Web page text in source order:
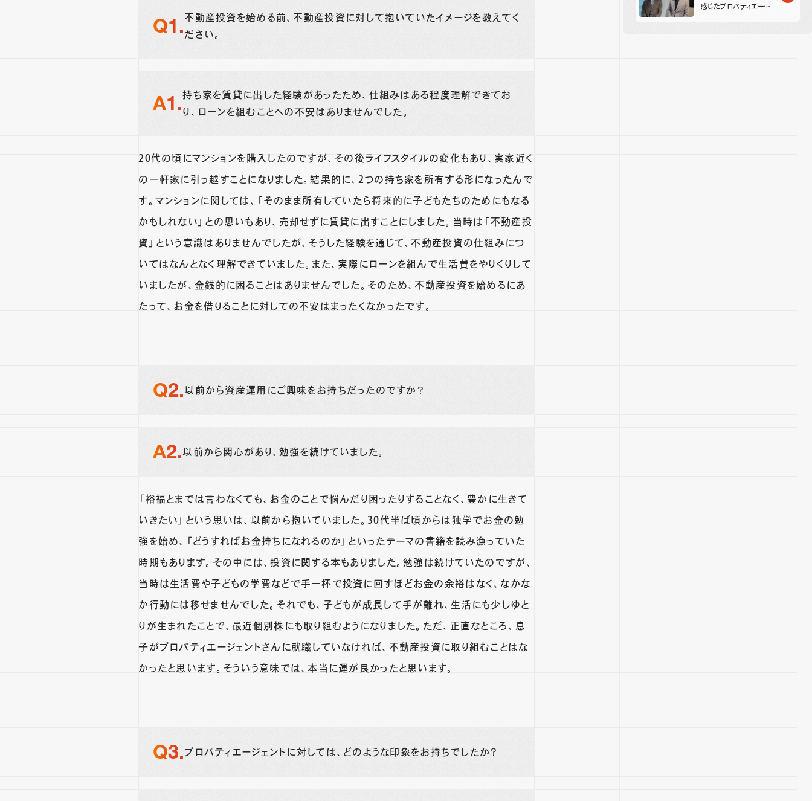
不動産投資を始める前、不動産投資に対して抱いていたイメージを教えてく
ださい。
持ち家を賃貸に出した経験があったため、仕組みはある程度理解できてお
り、ローンを組むことへの不安はありませんでした。
20代の頃にマンションを購入したのですが、その後ライフスタイルの変化もあり、実家近く
の一軒家に引っ越すことになりました。結果的に、2つの持ち家を所有する形になったんで
す。マンションに関しては、「そのまま所有していたら将来的に子どもたちのためにもなる
かもしれない」との思いもあり、売却せずに賃貸に出すことにしました。当時は「不動産投
資」という意識はありませんでしたが、そうした経験を通じて、不動産投資の仕組みにつ
いてはなんとなく理解できていました。また、実際にローンを組んで生活費をやりくりして
いましたが、金銭的に困ることはありませんでした。そのため、不動産投資を始めるにあ
たって、お金を借りることに対しての不安はまったくなかったです。
以前から資産運用にご興味をお持ちだったのですか？
以前から関心があり、勉強を続けていました。
「裕福とまでは言わなくても、お金のことで悩んだり困ったりすることなく、豊かに生きて
いきたい」という思いは、以前から抱いていました。30代半ば頃からは独学でお金の勉
強を始め、「どうすればお金持ちになれるのか」といったテーマの書籍を読み漁っていた
時期もあります。その中には、投資に関する本もありました。勉強は続けていたのですが、
当時は生活費や子どもの学費などで手一杯で投資に回すほどお金の余裕はなく、なかな
か行動には移せませんでした。それでも、子どもが成長して手が離れ、生活にも少しゆと
りが生まれたことで、最近個別株にも取り組むようになりました。ただ、正直なところ、息
子がプロパティエージェントさんに就職していなければ、不動産投資に取り組むことはな
かったと思います。そういう意味では、本当に運が良かったと思います。
プロパティエージェントに対しては、どのような印象をお持ちでしたか？
感じたプロパティエー